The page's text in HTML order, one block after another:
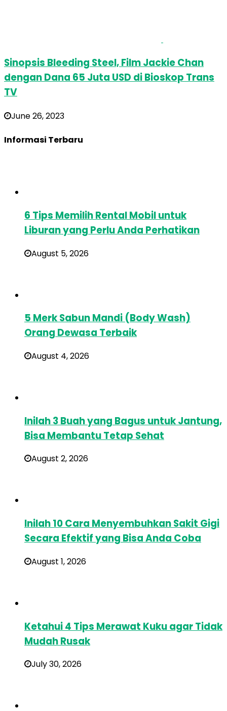
Sinopsis Bleeding Steel, Film Jackie Chan
dengan Dana 65 Juta USD di Bioskop Trans
TV
June 26, 2023
Informasi Terbaru
6 Tips Memilih Rental Mobil untuk
Liburan yang Perlu Anda Perhatikan
August 5, 2026
5 Merk Sabun Mandi (Body Wash)
Orang Dewasa Terbaik
August 4, 2026
Inilah 3 Buah yang Bagus untuk Jantung,
Bisa Membantu Tetap Sehat
August 2, 2026
Inilah 10 Cara Menyembuhkan Sakit Gigi
Secara Efektif yang Bisa Anda Coba
August 1, 2026
Ketahui 4 Tips Merawat Kuku agar Tidak
Mudah Rusak
July 30, 2026